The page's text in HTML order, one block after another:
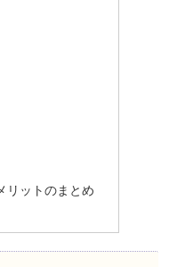
リットのまとめ